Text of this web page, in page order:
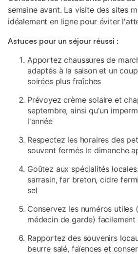
semaine avant. La visite des sites
idéalement en ligne pour éviter
Astuces pour un séjour réussi :
Apportez chaussures de
adaptés à la saison et un
soirées plus fraîches
Prévoyez crème solaire et
septembre, ainsi qu'un
l'année
Respectez les horaires des
souvent fermés le dimanche
Goûtez aux spécialités
sarrasin, far breton, cidre
sel
Conservez les numéros utiles
médecin de garde) facilement
Rapportez des souvenirs
beurre salé, faïences et